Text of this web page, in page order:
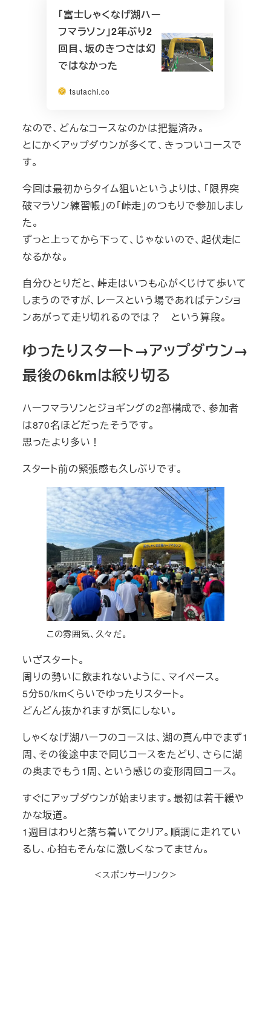
「富士しゃくなげ湖ハー
フマラソン」2年ぶり2
回目、坂のきつさは幻
ではなかった
tsutachi.co
なので、どんなコースなのかは把握済み。
とにかくアップダウンが多くて、きっついコースで
す。
今回は最初からタイム狙いというよりは、「限界突
破マラソン練習帳」の「峠走」のつもりで参加しまし
た。
ずっと上ってから下って、じゃないので、起伏走に
なるかな。
自分ひとりだと、峠走はいつも心がくじけて歩いて
しまうのですが、レースという場であればテンショ
ンあがって走り切れるのでは？ という算段。
ゆったりスタート→アップダウン→
最後の6kmは絞り切る
ハーフマラソンとジョギングの2部構成で、参加者
は870名ほどだったそうです。
思ったより多い！
スタート前の緊張感も久しぶりです。
この雰囲気、久々だ。
いざスタート。
周りの勢いに飲まれないように、マイペース。
5分50/kmくらいでゆったりスタート。
どんどん抜かれますが気にしない。
しゃくなげ湖ハーフのコースは、湖の真ん中でまず1
周、その後途中まで同じコースをたどり、さらに湖
の奥までもう1周、という感じの変形周回コース。
すぐにアップダウンが始まります。最初は若干緩や
かな坂道。
1週目はわりと落ち着いてクリア。順調に走れてい
るし、心拍もそんなに激しくなってません。
＜スポンサーリンク＞